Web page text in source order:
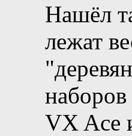
Нашёл
лежат
VX Ace